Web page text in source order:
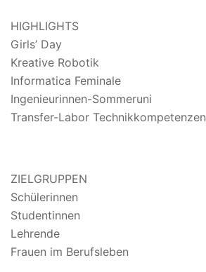
HIGHLIGHTS
Girls’ Day
Kreative Robotik
Informatica Feminale
Ingenieurinnen-Sommeruni
Transfer-Labor Technikkompetenzen
ZIELGRUPPEN
Schülerinnen
Studentinnen
Lehrende
Frauen im Berufsleben